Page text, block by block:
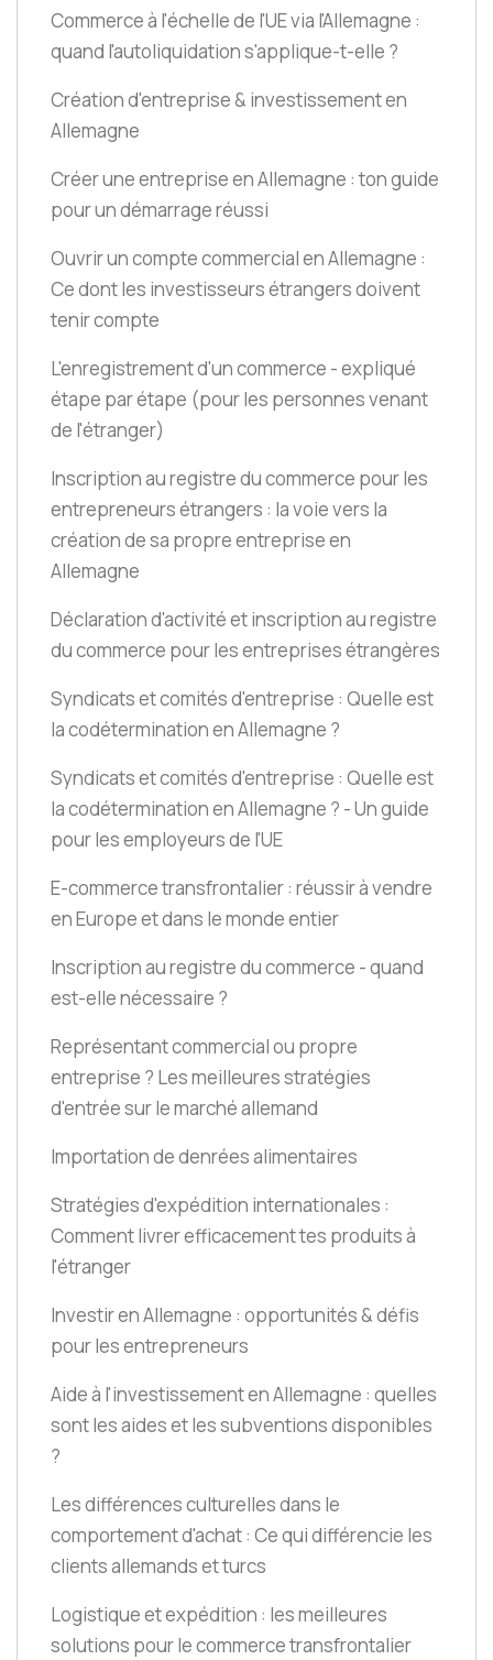
Commerce à l'échelle de l'UE via l'Allemagne :
quand l'autoliquidation s'applique-t-elle ?
Création d'entreprise & investissement en
Allemagne
Créer une entreprise en Allemagne : ton guide
pour un démarrage réussi
Ouvrir un compte commercial en Allemagne :
Ce dont les investisseurs étrangers doivent
tenir compte
L'enregistrement d'un commerce - expliqué
étape par étape (pour les personnes venant
de l'étranger)
Inscription au registre du commerce pour les
entrepreneurs étrangers : la voie vers la
création de sa propre entreprise en
Allemagne
Déclaration d'activité et inscription au registre
du commerce pour les entreprises étrangères
Syndicats et comités d'entreprise : Quelle est
la codétermination en Allemagne ?
Syndicats et comités d'entreprise : Quelle est
la codétermination en Allemagne ? - Un guide
pour les employeurs de l'UE
E-commerce transfrontalier : réussir à vendre
en Europe et dans le monde entier
Inscription au registre du commerce - quand
est-elle nécessaire ?
Représentant commercial ou propre
entreprise ? Les meilleures stratégies
d'entrée sur le marché allemand
Importation de denrées alimentaires
Stratégies d'expédition internationales :
Comment livrer efficacement tes produits à
l'étranger
Investir en Allemagne : opportunités & défis
pour les entrepreneurs
Aide à l'investissement en Allemagne : quelles
sont les aides et les subventions disponibles
?
Les différences culturelles dans le
comportement d'achat : Ce qui différencie les
clients allemands et turcs
Logistique et expédition : les meilleures
solutions pour le commerce transfrontalier